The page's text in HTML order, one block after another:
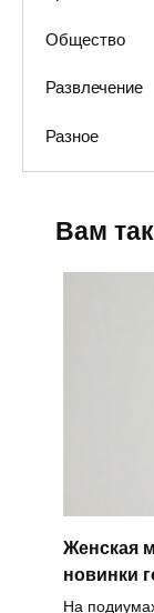
Общество
Развлечение
Разное
Вам
Женская
новинки
На